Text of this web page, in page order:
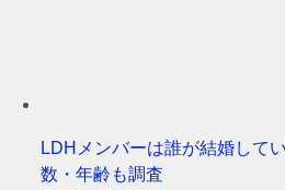
LDHメンバーは誰が結婚して
数・年齢も調査